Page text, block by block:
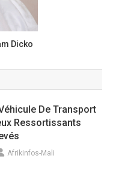
Dicko
De Transport
Ressortissants
Afrikinfos-Mali